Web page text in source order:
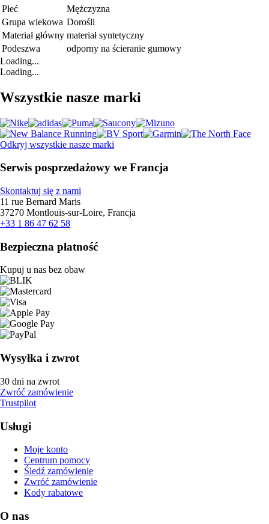
Płeć
Mężczyzna
Grupa wiekowa Dorośli
Materiał główny materiał syntetyczny
Podeszwa
odporny na ścieranie gumowy
Loading...
Loading...
Wszystkie nasze marki
Odkryj wszystkie nasze marki
Serwis posprzedażowy we Francja
Skontaktuj się z nami
11 rue Bernard Maris
37270 Montlouis-sur-Loire, Francja
+33 1 86 47 62 58
Bezpieczna płatność
Kupuj u nas bez obaw
Wysyłka i zwrot
30 dni na zwrot
Zwróć zamówienie
Trustpilot
Usługi
Moje konto
Centrum pomocy
Śledź zamówienie
Zwróć zamówienie
Kody rabatowe
O nas